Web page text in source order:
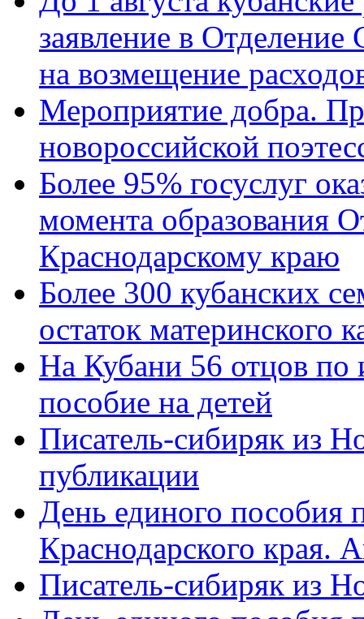
заявление в
на возмещение
Мероприятие добра.
новороссийской
Более 95% госуслуг
момента образования
Краснодарскому краю
Более 300 кубанских
остаток материнского
На Кубани 56 отцов по
пособие на детей
Писатель-сибиряк из
публикации
День единого пособия
Краснодарского края.
Писатель-сибиряк из